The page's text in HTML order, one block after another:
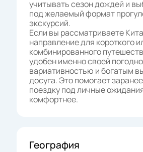
учитывать сезон дождей и
под желаемый формат
экскурсий.
Если вы рассматриваете
направление для короткого
комбинированного
удобен именно своей
вариативностью и богатым
досуга. Это помогает
поездку под личные
комфортнее.
География